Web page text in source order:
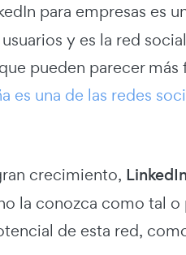
para empresas es
y es la red
pueden parecer
es una de las redes
crecimiento,
la conozca como tal
de esta red,